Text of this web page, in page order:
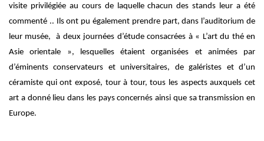
visite privilégiée au cours de laquelle chacun des stands leur a été
commenté .. Ils ont pu également prendre part, dans l’auditorium de
leur musée, à deux journées d’étude consacrées à « L’art du thé en
Asie orientale », lesquelles étaient organisées et animées par
d’éminents conservateurs et universitaires, de galéristes et d’un
céramiste qui ont exposé, tour à tour, tous les aspects auxquels cet
art a donné lieu dans les pays concernés ainsi que sa transmission en
Europe.